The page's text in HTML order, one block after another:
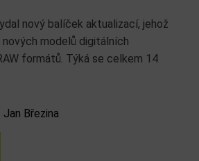
nový balíček aktualizací, jehož
modelů digitálních
formátů. Týká se celkem 14
Jan Březina